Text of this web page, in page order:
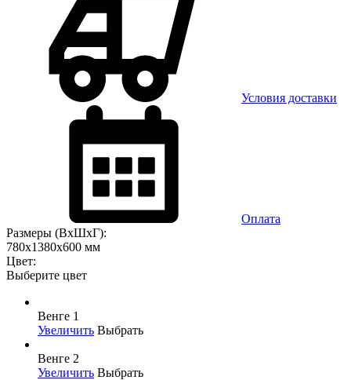
Условия доставки
Оплата
Размеры (ВхШхГ):
780x1380x600 мм
Цвет:
Выберите цвет
Венге 1
Увеличить Выбрать
Венге 2
Увеличить Выбрать